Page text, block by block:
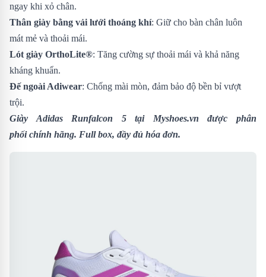
ngay khi xỏ chân.
Thân giày bằng vải lưới thoáng khí: Giữ cho bàn chân luôn
mát mẻ và thoải mái.
Lót giày OrthoLite®: Tăng cường sự thoải mái và khả năng
kháng khuẩn.
Đế ngoài Adiwear: Chống mài mòn, đảm bảo độ bền bỉ vượt
trội.
Giày Adidas Runfalcon 5tại Myshoes.vn được phân
phối chính hãng. Full box, đầy đủ hóa đơn.